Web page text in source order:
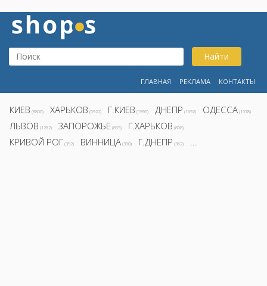
Найти
ГЛАВНАЯ РЕКЛАМА КОНТАКТЫ
КИЕВ (8800) ХАРЬКОВ (5922) Г.КИЕВ (1995) ДНЕПР (1692) ОДЕССА (1578)
ЛЬВОВ (1282) ЗАПОРОЖЬЕ (855) Г.ХАРЬКОВ (808)
КРИВОЙ РОГ (392) ВИННИЦА (390) Г.ДНЕПР (362) ...